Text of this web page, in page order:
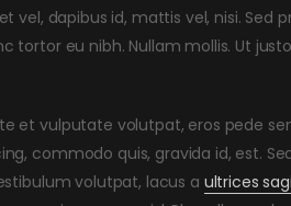
vel, dapibus id, mattis vel, nisi.
tortor eu nibh. Nullam mollis. Ut
et vulputate volutpat, eros pede
commodo quis, gravida id, est.
volutpat, lacus a ultrices